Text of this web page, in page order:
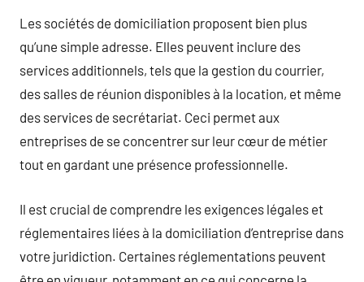
Les sociétés de domiciliation proposent bien plus
qu’une simple adresse. Elles peuvent inclure des
services additionnels, tels que la gestion du courrier,
des salles de réunion disponibles à la location, et même
des services de secrétariat. Ceci permet aux
entreprises de se concentrer sur leur cœur de métier
tout en gardant une présence professionnelle.
Il est crucial de comprendre les exigences légales et
réglementaires liées à la domiciliation d’entreprise dans
votre juridiction. Certaines réglementations peuvent